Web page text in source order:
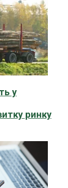
у
ринку